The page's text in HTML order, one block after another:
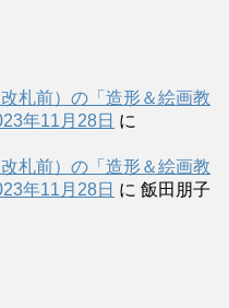
札前）の「造形＆絵画教
年11月28日 に
札前）の「造形＆絵画教
年11月28日 に 飯田朋子